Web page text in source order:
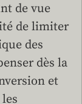
de vue
de limiter
des
dès la
et